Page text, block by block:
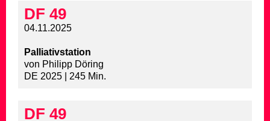
DF 49
04.11.2025
Palliativstation
von Philipp Döring
DE 2025 | 245 Min.
DF 49